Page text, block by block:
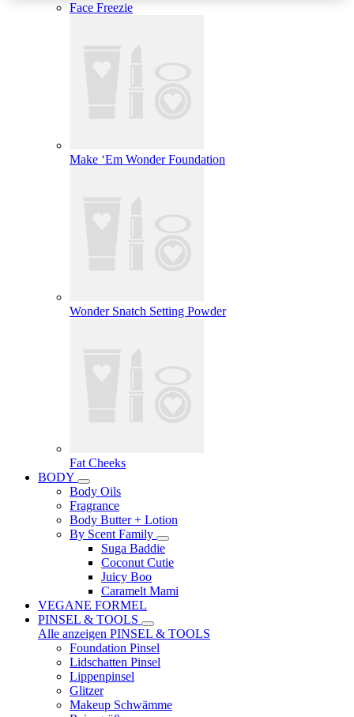
Face Freezie
Make ‘Em Wonder Foundation
Wonder Snatch Setting Powder
Fat Cheeks
BODY
Body Oils
Fragrance
Body Butter + Lotion
By Scent Family
Suga Baddie
Coconut Cutie
Juicy Boo
Caramelt Mami
VEGANE FORMEL
PINSEL & TOOLS
Alle anzeigen PINSEL & TOOLS
Foundation Pinsel
Lidschatten Pinsel
Lippenpinsel
Glitzer
Makeup Schwämme